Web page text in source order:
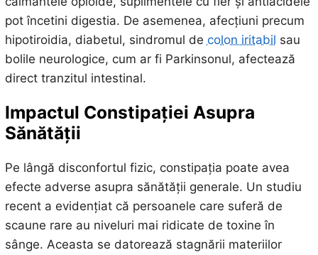
pot încetini digestia. De asemenea, afecțiuni precum
hipotiroidia, diabetul, sindromul de colon iritabil sau
bolile neurologice, cum ar fi Parkinsonul, afectează
direct tranzitul intestinal.
Impactul Constipației Asupra
Sănătății
Pe lângă disconfortul fizic, constipația poate avea
efecte adverse asupra sănătății generale. Un studiu
recent a evidențiat că persoanele care suferă de
scaune rare au niveluri mai ridicate de toxine în
sânge. Aceasta se datorează stagnării materiilor